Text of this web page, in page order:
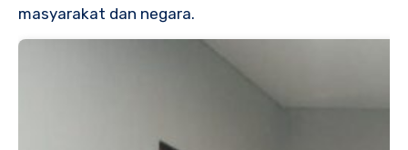
masyarakat dan negara.